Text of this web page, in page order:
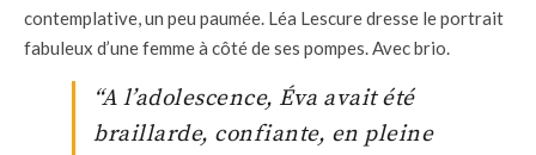
contemplative, un peu paumée. Léa Lescure dresse le portrait
fabuleux d’une femme à côté de ses pompes. Avec brio.
“A l’adolescence, Éva avait été
braillarde, confiante, en pleine